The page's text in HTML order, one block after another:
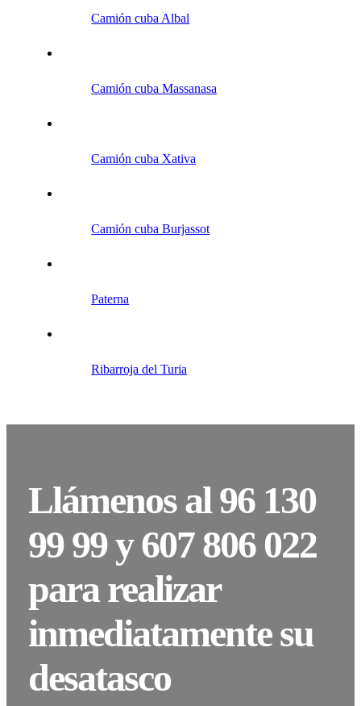
Camión cuba Albal
Camión cuba Massanasa
Camión cuba Xativa
Camión cuba Burjassot
Paterna
Ribarroja del Turia
Llámenos al 96 130
99 99 y 607 806 022
para realizar
inmediatamente su
desatasco